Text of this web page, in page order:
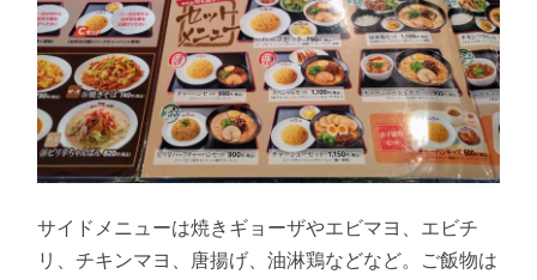
サイドメニューは焼きギョーザやエビマヨ、エビチ
リ、チキンマヨ、唐揚げ、油淋鶏などなど。ご飯物は